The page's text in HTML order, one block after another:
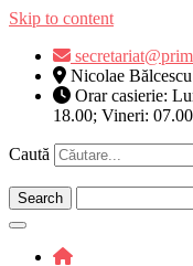
Skip to content
Nicolae
Orar casierie:
18.00; Vineri:
Caută